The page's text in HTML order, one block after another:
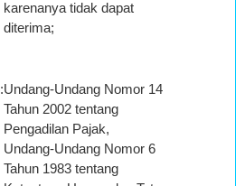
karenanya tidak dapat
diterima;
:Undang-Undang Nomor 14
Tahun 2002 tentang
Pengadilan Pajak,
Undang-Undang Nomor 6
Tahun 1983 tentang